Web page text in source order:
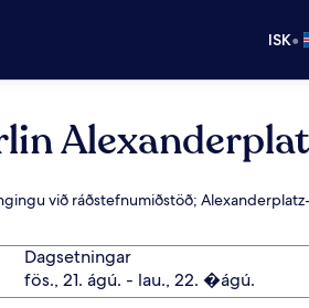
ISK•
við ráðstefnumiðstöð;
Dagsetningar